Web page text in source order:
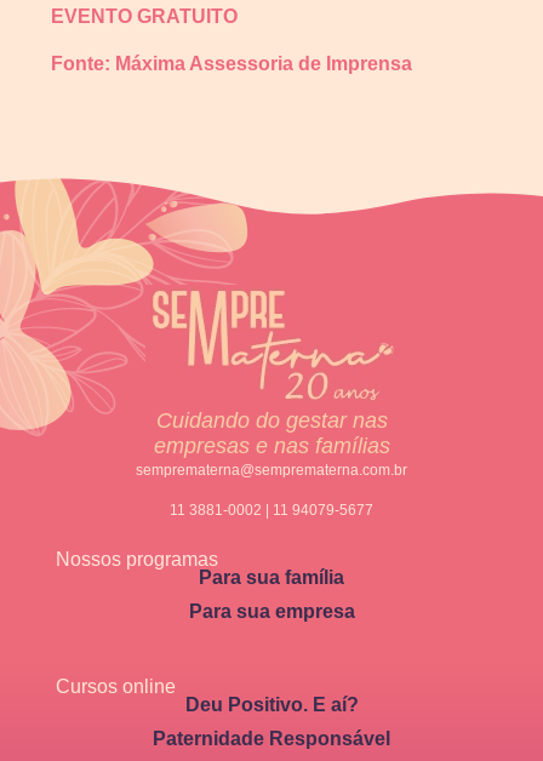
EVENTO GRATUITO
Fonte: Máxima Assessoria de Imprensa
Cuidando do gestar nas
empresas e nas famílias
semprematerna@semprematerna.com.br
11 3881-0002 | 11 94079-5677
Nossos programas
Para sua família
Para sua empresa
Cursos online
Deu Positivo. E aí?
Paternidade Responsável